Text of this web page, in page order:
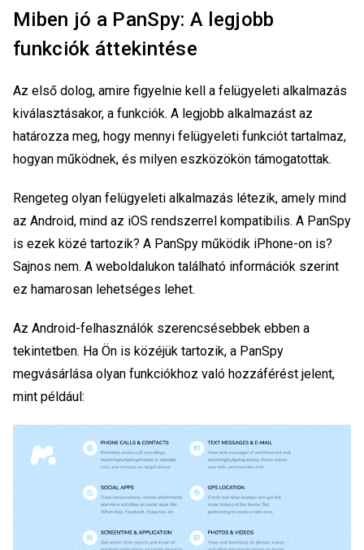
Miben jó a PanSpy: A legjobb
funkciók áttekintése
Az első dolog, amire figyelnie kell a felügyeleti alkalmazás
kiválasztásakor, a funkciók. A legjobb alkalmazást az
határozza meg, hogy mennyi felügyeleti funkciót tartalmaz,
hogyan működnek, és milyen eszközökön támogatottak.
Rengeteg olyan felügyeleti alkalmazás létezik, amely mind
az Android, mind az iOS rendszerrel kompatibilis. A PanSpy
is ezek közé tartozik? A PanSpy működik iPhone-on is?
Sajnos nem. A weboldalukon található információk szerint
ez hamarosan lehetséges lehet.
Az Android-felhasználók szerencsésebbek ebben a
tekintetben. Ha Ön is közéjük tartozik, a PanSpy
megvásárlása olyan funkciókhoz való hozzáférést jelent,
mint például: